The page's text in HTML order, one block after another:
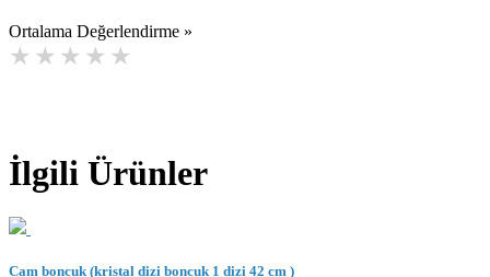
Ortalama Değerlendirme »
İlgili Ürünler
Cam boncuk (kristal dizi boncuk 1 dizi 42 cm )